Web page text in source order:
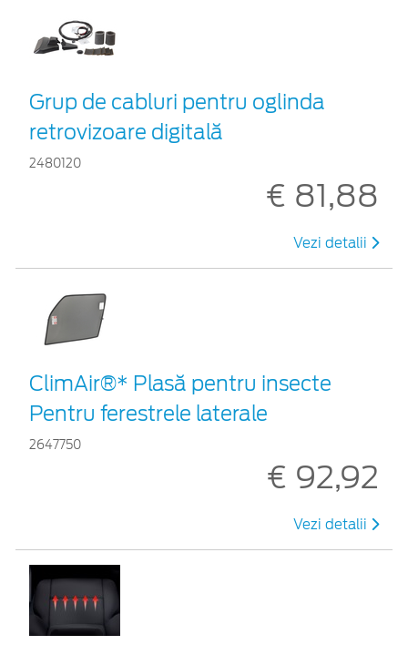
Grup de cabluri pentru oglinda
retrovizoare digitală
2480120
€ 81,88
Vezi detalii
ClimAir®* Plasă pentru insecte
Pentru ferestrele laterale
2647750
€ 92,92
Vezi detalii